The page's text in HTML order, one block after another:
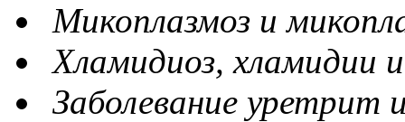
Микоплазмоз и
Хламидиоз, хламидии
Заболевание уретрит